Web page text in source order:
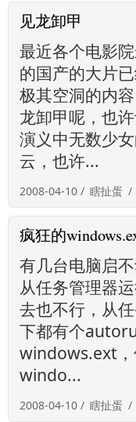
见龙卸甲
最近各个电影
的国产的大片
极其空洞的内
龙卸甲呢，也
演义中无数少
云，也许...
2008-04-10 / 瞎扯蛋 /
疯狂的
有几台电脑启
从任务管理器
去也不行，从
下都有个
windows.ext，
windo...
2008-04-10 / 瞎扯蛋 /